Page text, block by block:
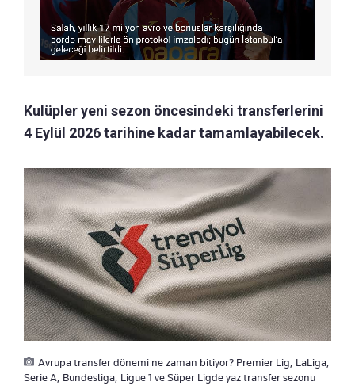
Kulüpler yeni sezon öncesindeki transferlerini
4 Eylül 2026 tarihine kadar tamamlayabilecek.
Avrupa transfer dönemi ne zaman bitiyor? Premier Lig, LaLiga,
Serie A, Bundesliga, Ligue 1 ve Süper Ligde yaz transfer sezonu